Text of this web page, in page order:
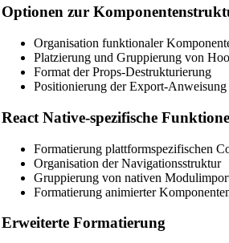
PostgreSQL SQL Beautifier
MongoDB Query Beautifier
Nginx Config Beautifier
Python Beautifier
Java Code Beautifier
PHP Beautifier
Optionen zur
Organisation funktionaler
Platzierung und Gruppierung von
Format der Props-Destrukturierung
Positionierung der Export-Anweisung
React Native-spezifische
Formatierung plattformspezifischen
Organisation der Navigationsstruktur
Gruppierung von nativen
Formatierung animierter
Erweiterte Formatierung